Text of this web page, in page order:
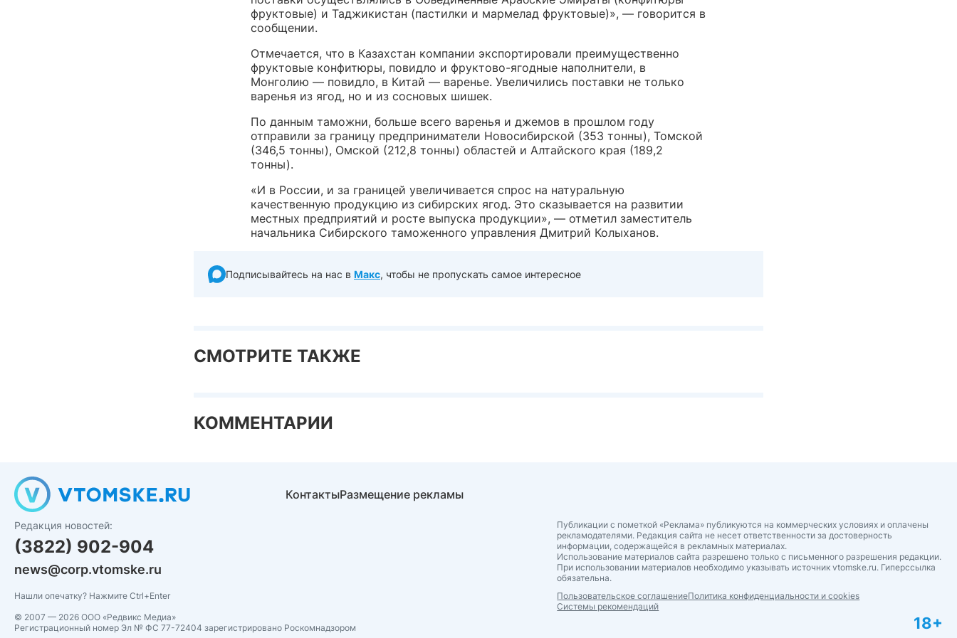
фруктовые) и Таджикистан (пастилки и мармелад фруктовые)», — говорится в
сообщении.
Отмечается, что в Казахстан компании экспортировали преимущественно
фруктовые конфитюры, повидло и фруктово-ягодные наполнители, в
Монголию — повидло, в Китай — варенье. Увеличились поставки не только
варенья из ягод, но и из сосновых шишек.
По данным таможни, больше всего варенья и джемов в прошлом году
отправили за границу предприниматели Новосибирской (353 тонны), Томской
(346,5 тонны), Омской (212,8 тонны) областей и Алтайского края (189,2
тонны).
«И в России, и за границей увеличивается спрос на натуральную
качественную продукцию из сибирских ягод. Это сказывается на развитии
местных предприятий и росте выпуска продукции», — отметил заместитель
начальника Сибирского таможенного управления Дмитрий Колыханов.
Подписывайтесь на нас в Макс, чтобы не пропускать самое интересное
СМОТРИТЕ ТАКЖЕ
КОММЕНТАРИИ
Редакция новостей:
(3822) 902-904
news@corp.vtomske.ru
КонтактыРазмещение рекламы
Публикации с пометкой «Реклама» публикуются на коммерческих условиях и оплачены
рекламодателями. Редакция сайта не несет ответственности за достоверность
информации, содержащейся в рекламных материалах.
Использование материалов сайта разрешено только с письменного разрешения редакции.
При использовании материалов необходимо указывать источник vtomske.ru. Гиперссылка
обязательна.
Пользовательское соглашениеПолитика конфиденциальности и cookies
Системы рекомендаций
Нашли опечатку? Нажмите Ctrl+Enter
© 2007 — 2026 ООО «Редвикс Медиа»
Регистрационный номер Эл № ФС 77-72404 зарегистрировано Роскомнадзором
18+